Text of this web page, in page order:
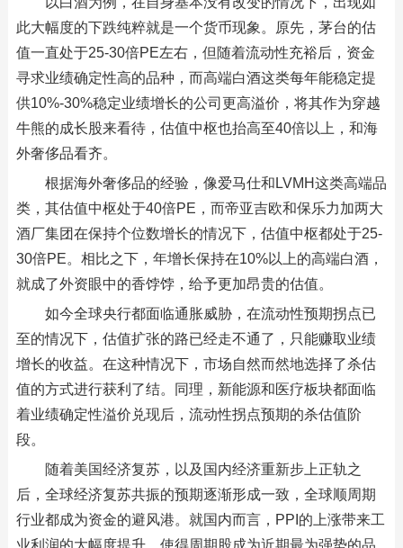
此大幅度的下跌纯粹就是一个货币现象。原先，茅台的估
值一直处于25-30倍PE左右，但随着流动性充裕后，资金
寻求业绩确定性高的品种，而高端白酒这类每年能稳定提
供10%-30%稳定业绩增长的公司更高溢价，将其作为穿越
牛熊的成长股来看待，估值中枢也抬高至40倍以上，和海
外奢侈品看齐。
根据海外奢侈品的经验，像爱马仕和LVMH这类高端品
类，其估值中枢处于40倍PE，而帝亚吉欧和保乐力加两大
酒厂集团在保持个位数增长的情况下，估值中枢都处于25-
30倍PE。相比之下，年增长保持在10%以上的高端白酒，
就成了外资眼中的香饽饽，给予更加昂贵的估值。
如今全球央行都面临通胀威胁，在流动性预期拐点已
至的情况下，估值扩张的路已经走不通了，只能赚取业绩
增长的收益。在这种情况下，市场自然而然地选择了杀估
值的方式进行获利了结。同理，新能源和医疗板块都面临
着业绩确定性溢价兑现后，流动性拐点预期的杀估值阶
段。
随着美国经济复苏，以及国内经济重新步上正轨之
后，全球经济复苏共振的预期逐渐形成一致，全球顺周期
行业都成为资金的避风港。就国内而言，PPI的上涨带来工
业利润的大幅度提升，使得周期股成为近期最为强势的品